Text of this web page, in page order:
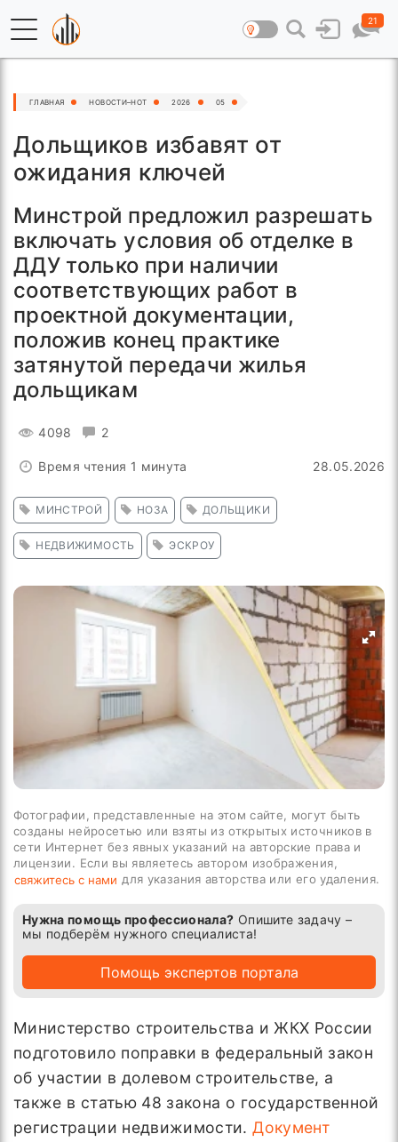
21
ГЛАВНАЯ НОВОСТИ–HOT 2026 05
Дольщиков избавят от
ожидания ключей
Минстрой предложил разрешать
включать условия об отделке в
ДДУ только при наличии
соответствующих работ в
проектной документации,
положив конец практике
затянутой передачи жилья
дольщикам
4098 2
Время чтения 1 минута 28.05.2026
МИНСТРОЙ НОЗА ДОЛЬЩИКИ
НЕДВИЖИМОСТЬ ЭСКРОУ
Фотографии, представленные на этом сайте, могут быть
созданы нейросетью или взяты из открытых источников в
сети Интернет без явных указаний на авторские права и
лицензии. Если вы являетесь автором изображения,
свяжитесь с нами для указания авторства или его удаления.
Нужна помощь профессионала? Опишите задачу –
мы подберём нужного специалиста!
Помощь экспертов портала
Министерство строительства и ЖКХ России
подготовило поправки в федеральный закон
об участии в долевом строительстве, а
также в статью 48 закона о государственной
регистрации недвижимости.Документ